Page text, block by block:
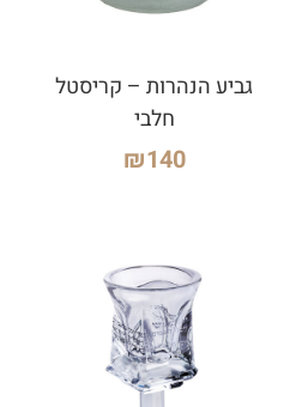
גביע הנהרות – קריסטל
חלבי
₪140